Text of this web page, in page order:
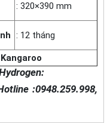
: 320×390 mm
: 12 tháng
:0948.259.998,